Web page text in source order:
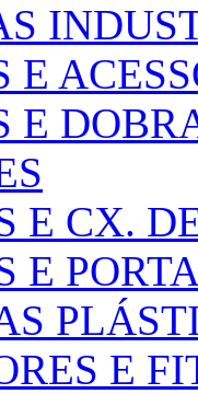
E
E
E CX.
E
E